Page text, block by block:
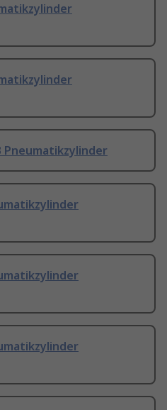
Pneumatikzylinder